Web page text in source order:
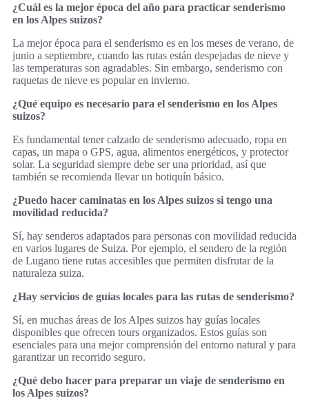
¿Cuál es la mejor época del año para practicar senderismo
en los Alpes suizos?
La mejor época para el senderismo es en los meses de verano, de
junio a septiembre, cuando las rutas están despejadas de nieve y
las temperaturas son agradables. Sin embargo, senderismo con
raquetas de nieve es popular en invierno.
¿Qué equipo es necesario para el senderismo en los Alpes
suizos?
Es fundamental tener calzado de senderismo adecuado, ropa en
capas, un mapa o GPS, agua, alimentos energéticos, y protector
solar. La seguridad siempre debe ser una prioridad, así que
también se recomienda llevar un botiquín básico.
¿Puedo hacer caminatas en los Alpes suizos si tengo una
movilidad reducida?
Sí, hay senderos adaptados para personas con movilidad reducida
en varios lugares de Suiza. Por ejemplo, el sendero de la región
de Lugano tiene rutas accesibles que permiten disfrutar de la
naturaleza suiza.
¿Hay servicios de guías locales para las rutas de senderismo?
Sí, en muchas áreas de los Alpes suizos hay guías locales
disponibles que ofrecen tours organizados. Estos guías son
esenciales para una mejor comprensión del entorno natural y para
garantizar un recorrido seguro.
¿Qué debo hacer para preparar un viaje de senderismo en
los Alpes suizos?